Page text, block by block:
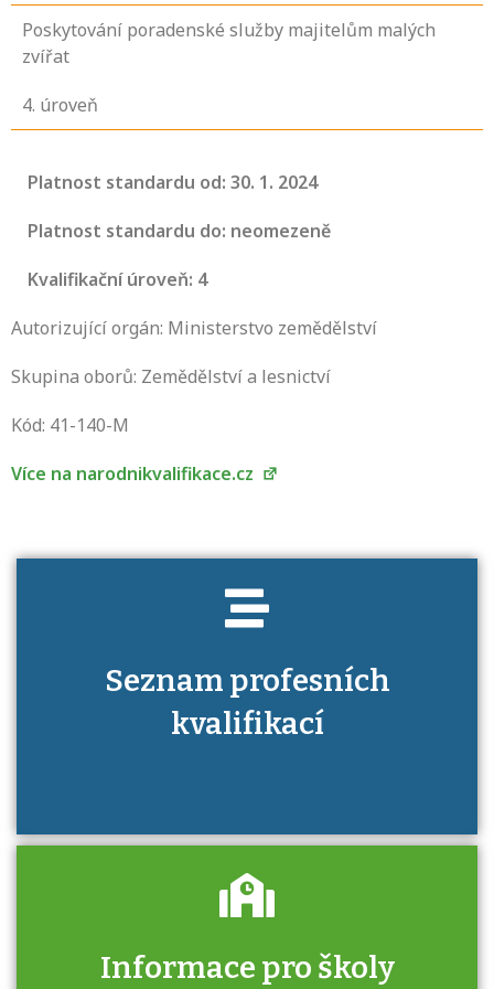
Poskytování poradenské služby majitelům malých
zvířat
4. úroveň
Platnost standardu od: 30. 1. 2024
Platnost standardu do: neomezeně
Kvalifikační úroveň: 4
Autorizující orgán: Ministerstvo zemědělství
Skupina oborů: Zemědělství a lesnictví
Kód: 41-140-M
Více na narodnikvalifikace.cz
Seznam profesních
kvalifikací
Víte, jaké dovednosti musíte pro danou
Informace pro školy
Zjistěte, jak se přihlásit ke zkoušce a kde